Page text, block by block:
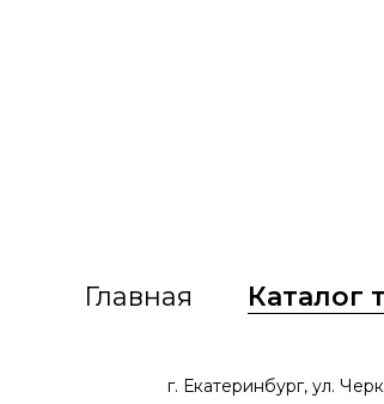
Главная Каталог
г. Екатеринбург, ул.